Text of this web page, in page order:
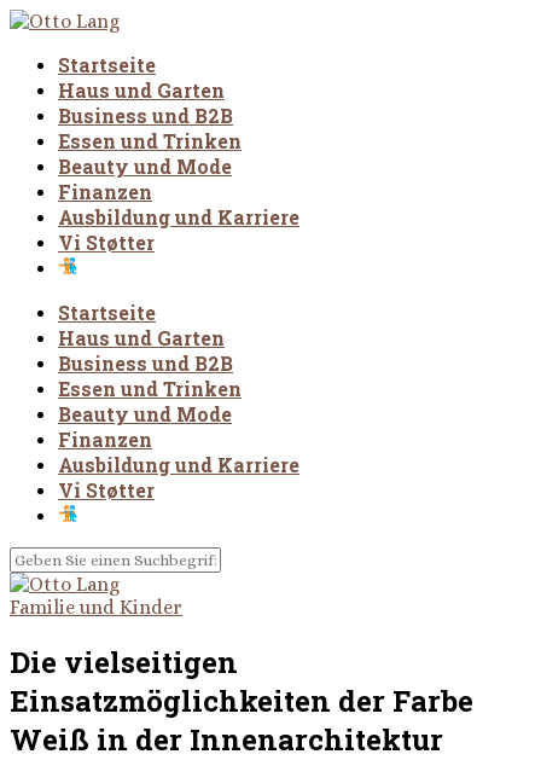
Startseite
Haus und Garten
Business und B2B
Essen und Trinken
Beauty und Mode
Finanzen
Ausbildung und Karriere
Vi Støtter
Startseite
Haus und Garten
Business und B2B
Essen und Trinken
Beauty und Mode
Finanzen
Ausbildung und Karriere
Vi Støtter
Familie und Kinder
Die vielseitigen
Einsatzmöglichkeiten der Farbe
Weiß in der Innenarchitektur